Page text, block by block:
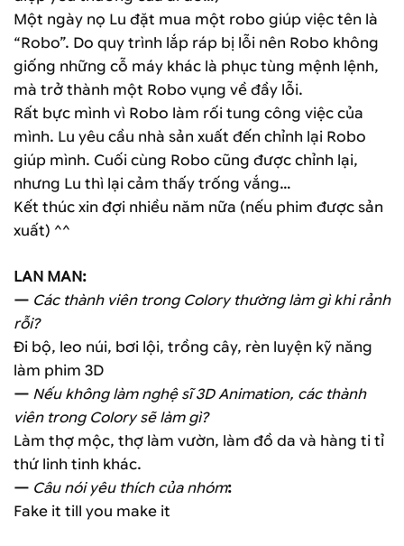
Một ngày nọ Lu đặt mua một robo giúp việc tên là
“Robo”. Do quy trình lắp ráp bị lỗi nên Robo không
giống những cỗ máy khác là phục tùng mệnh lệnh,
mà trở thành một Robo vụng về đầy lỗi.
Rất bực mình vì Robo làm rối tung công việc của
mình. Lu yêu cầu nhà sản xuất đến chỉnh lại Robo
giúp mình. Cuối cùng Robo cũng được chỉnh lại,
nhưng Lu thì lại cảm thấy trống vắng…
Kết thúc xin đợi nhiều năm nữa (nếu phim được sản
xuất) ^^
LAN MAN:
— Các thành viên trong Colory thường làm gì khi rảnh
rỗi?
Đi bộ, leo núi, bơi lội, trồng cây, rèn luyện kỹ năng
làm phim 3D
— Nếu không làm nghệ sĩ 3D Animation, các thành
viên trong Colory sẽ làm gì?
Làm thợ mộc, thợ làm vườn, làm đồ da và hàng ti tỉ
thứ linh tinh khác.
— Câu nói yêu thích của nhóm:
Fake it till you make it